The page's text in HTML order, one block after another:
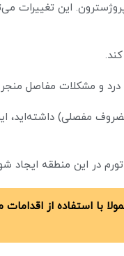
این تغییرات
درد و مشکلات مفاصل
غضروف مفصلی)
در این منطقه ایجاد
با استفاده از